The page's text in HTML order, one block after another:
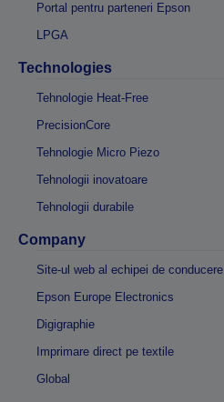
Portal pentru parteneri Epson
LPGA
Technologies
Tehnologie Heat-Free
PrecisionCore
Tehnologie Micro Piezo
Tehnologii inovatoare
Tehnologii durabile
Company
Site-ul web al echipei de conducere
Epson Europe Electronics
Digigraphie
Imprimare direct pe textile
Global